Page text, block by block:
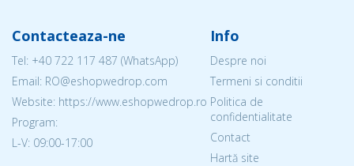
Contacteaza-ne
Tel: +40 722 117 487 (WhatsApp)
Email: RO@eshopwedrop.com
Website: https://www.eshopwedrop.ro
Program:
L-V: 09:00-17:00
Info
Despre noi
Termeni si conditii
Politica de
confidentialitate
Contact
Hartă site